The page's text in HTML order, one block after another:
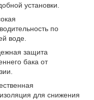
установки.
по
воде.
защита
бака от
для снижения